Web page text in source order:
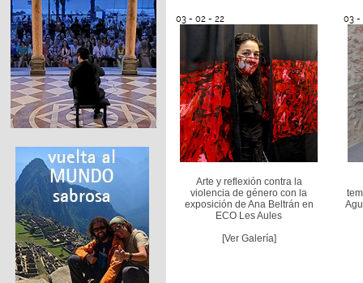
03 - 02 - 22
Arte y reflexión contra la
violencia de género con la
exposición de Ana Beltrán en
ECO Les Aules
[Ver Galería]
03 -